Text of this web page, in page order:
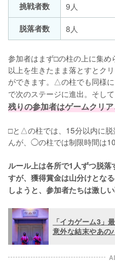
挑戦者数
9人
脱落者数
8人
参加者はまず□の柱の上に集め
以上を生きたまま落とすとク
ができます。△の柱でも同様
で次のステージに進出。そして
残りの参加者はゲームクリ
□と△の柱では、15分以内に
んが、◯の柱では制限時間は10
ルール上は各所で1人ずつ脱
すが、獲得賞金は山分けとな
しようと、参加者たちは激し
「イカゲーム3」
意外な結末やあの